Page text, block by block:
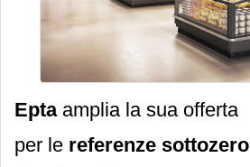
(Extra transcritical
efficiency), realizzata in
collaborazione con Energy
Recovery Inc.
Eptaamplia la sua offerta
per le referenze sottozero